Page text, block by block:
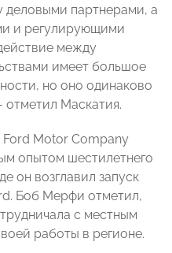
деловыми партнерами, а
и регулирующими
между
имеет большое
но оно одинаково
отметил Маскатия.
Motor Company
опытом шестилетнего
он возглавил запуск
Боб Мерфи отметил,
с местным
работы в регионе.